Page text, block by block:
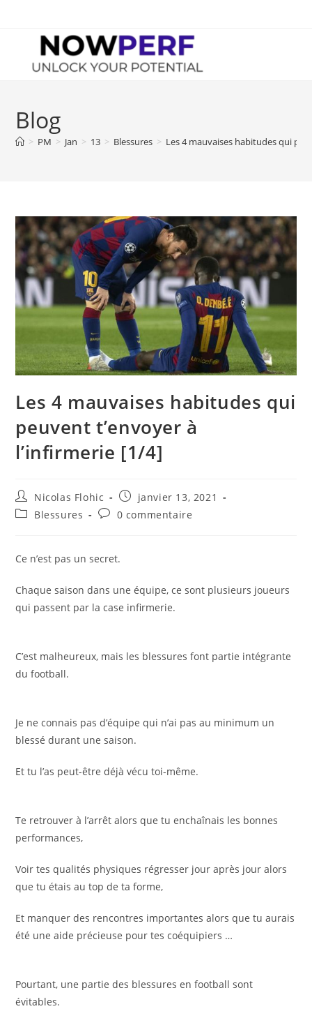
Blog
> PM > Jan > 13 > Blessures > Les 4 mauvaises habitudes qui
Les 4 mauvaises habitudes qui
peuvent t’envoyer à
l’infirmerie [1/4]
Auteur/autrice
de
la
Nicolas Flohic
Publication
publiée :
janvier 13, 2021
PostBlessures
Commentaires
publication :
0 commentaire
Ce n’est pas un secret.
Chaque saison dans une équipe, ce sont plusieurs joueurs
qui passent par la case infirmerie.
C’est malheureux, mais les blessures font partie intégrante
du football.
Je ne connais pas d’équipe qui n’ai pas au minimum un
blessé durant une saison.
Et tu l’as peut-être déjà vécu toi-même.
Te retrouver à l’arrêt alors que tu enchaînais les bonnes
performances,
Voir tes qualités physiques régresser jour après jour alors
que tu étais au top de ta forme,
Et manquer des rencontres importantes alors que tu aurais
été une aide précieuse pour tes coéquipiers …
Pourtant, une partie des blessures en football sont
évitables.